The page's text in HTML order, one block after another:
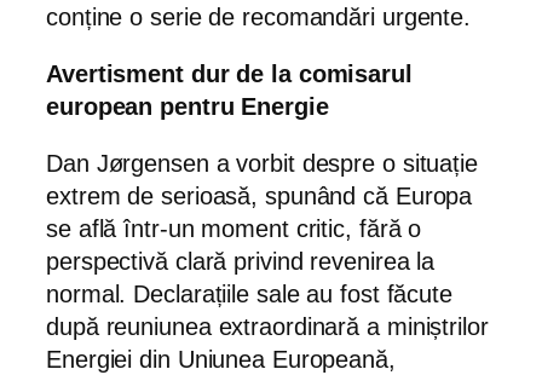
conține o serie de recomandări urgente.
Avertisment dur de la comisarul
european pentru Energie
Dan Jørgensen a vorbit despre o situație
extrem de serioasă, spunând că Europa
se află într-un moment critic, fără o
perspectivă clară privind revenirea la
normal. Declarațiile sale au fost făcute
după reuniunea extraordinară a miniștrilor
Energiei din Uniunea Europeană,